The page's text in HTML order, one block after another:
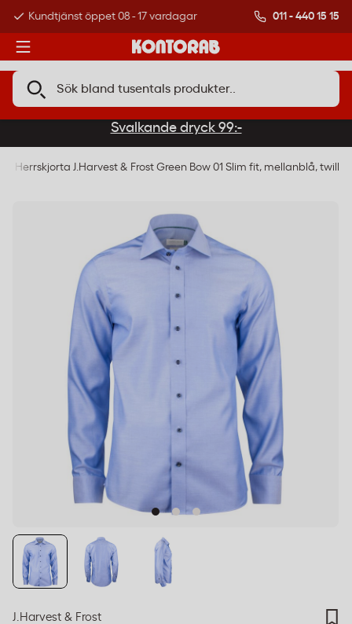
Kundtjänst öppet 08 - 17 vardagar Över 500 000
011 - 440 15 15
Svalkande dryck 99:-
Herrskjorta J.Harvest & Frost Green Bow 01 Slim fit, mellanblå, twill
J.Harvest & Frost